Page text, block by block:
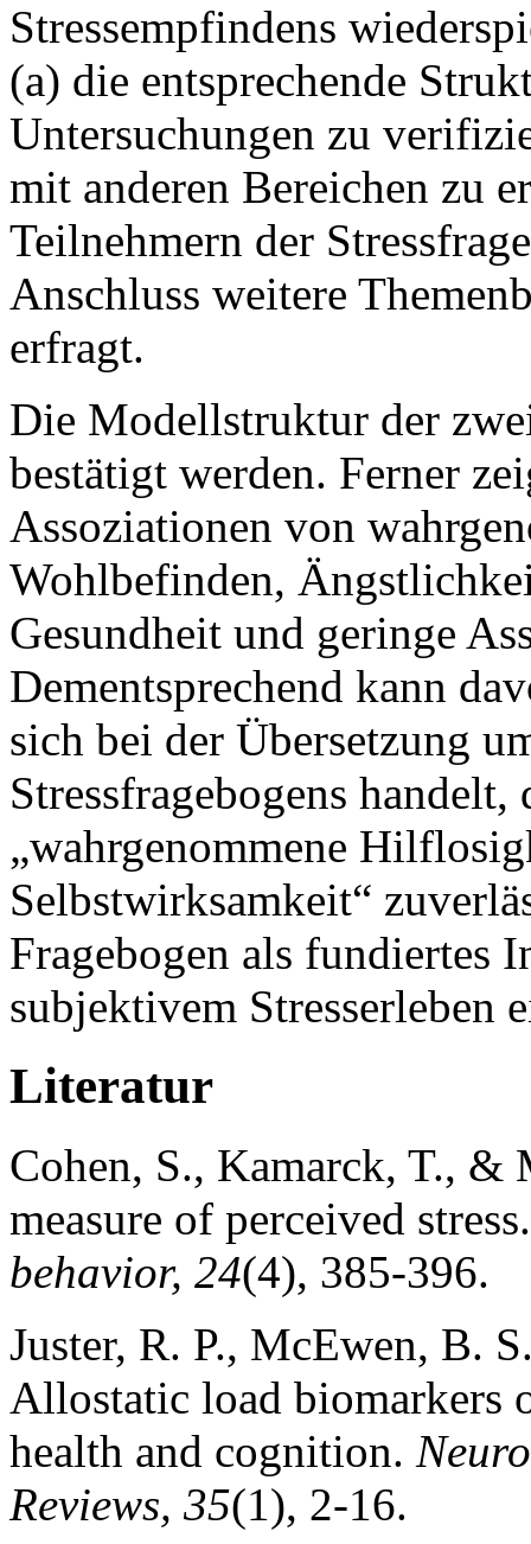
Stressempfindens
(a) die entsprechende
Untersuchungen zu
mit anderen Bereichen zu
Teilnehmern der
Anschluss weitere
erfragt.
Die Modellstruktur der
bestätigt werden. Ferner
Assoziationen von
Wohlbefinden,
Gesundheit und geringe
Dementsprechend kann
sich bei der Übersetzung
Stressfragebogens
„wahrgenommene
Selbstwirksamkeit“
Fragebogen als fundiertes
subjektivem Stresserleben
Literatur
Cohen, S., Kamarck, T., &
measure of perceived
behavior, 24(4), 385-396.
Juster, R. P., McEwen, B.
Allostatic load biomarkers
health and cognition.
Reviews, 35(1), 2-16.